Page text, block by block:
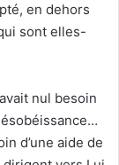
en dehors
sont elles-
nul besoin
d’une aide de